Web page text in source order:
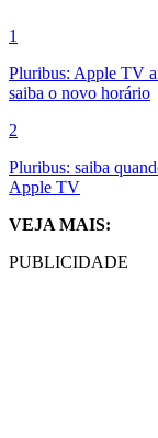
1
Pluribus: Apple TV
saiba o novo horário
2
Pluribus: saiba
Apple TV
VEJA MAIS:
PUBLICIDADE